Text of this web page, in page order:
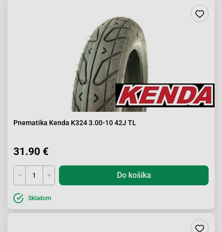
Pnematika Kenda K324 3.00-10 42J TL
31.90 €
Do košíka
Skladom